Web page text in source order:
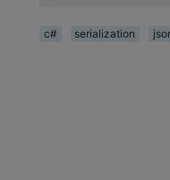
c# serialization